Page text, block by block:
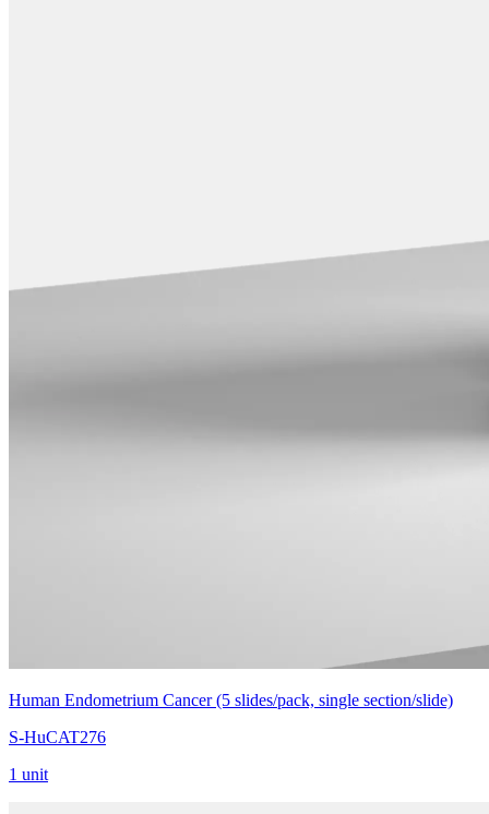
Human Endometrium Cancer (5 slides/pack, single section/slide)
S-HuCAT276
1 unit